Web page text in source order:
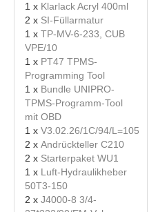
1 x Klarlack Acryl 400ml
2 x SI-Füllarmatur
1 x TP-MV-6-233, CUB
VPE/10
1 x PT47 TPMS-
Programming Tool
1 x Bundle UNIPRO-
TPMS-Programm-Tool
mit OBD
1 x V3.02.26/1C/94/L=105
2 x Andrückteller C210
2 x Starterpaket WU1
1 x Luft-Hydraulikheber
50T3-150
2 x J4000-8 3/4-